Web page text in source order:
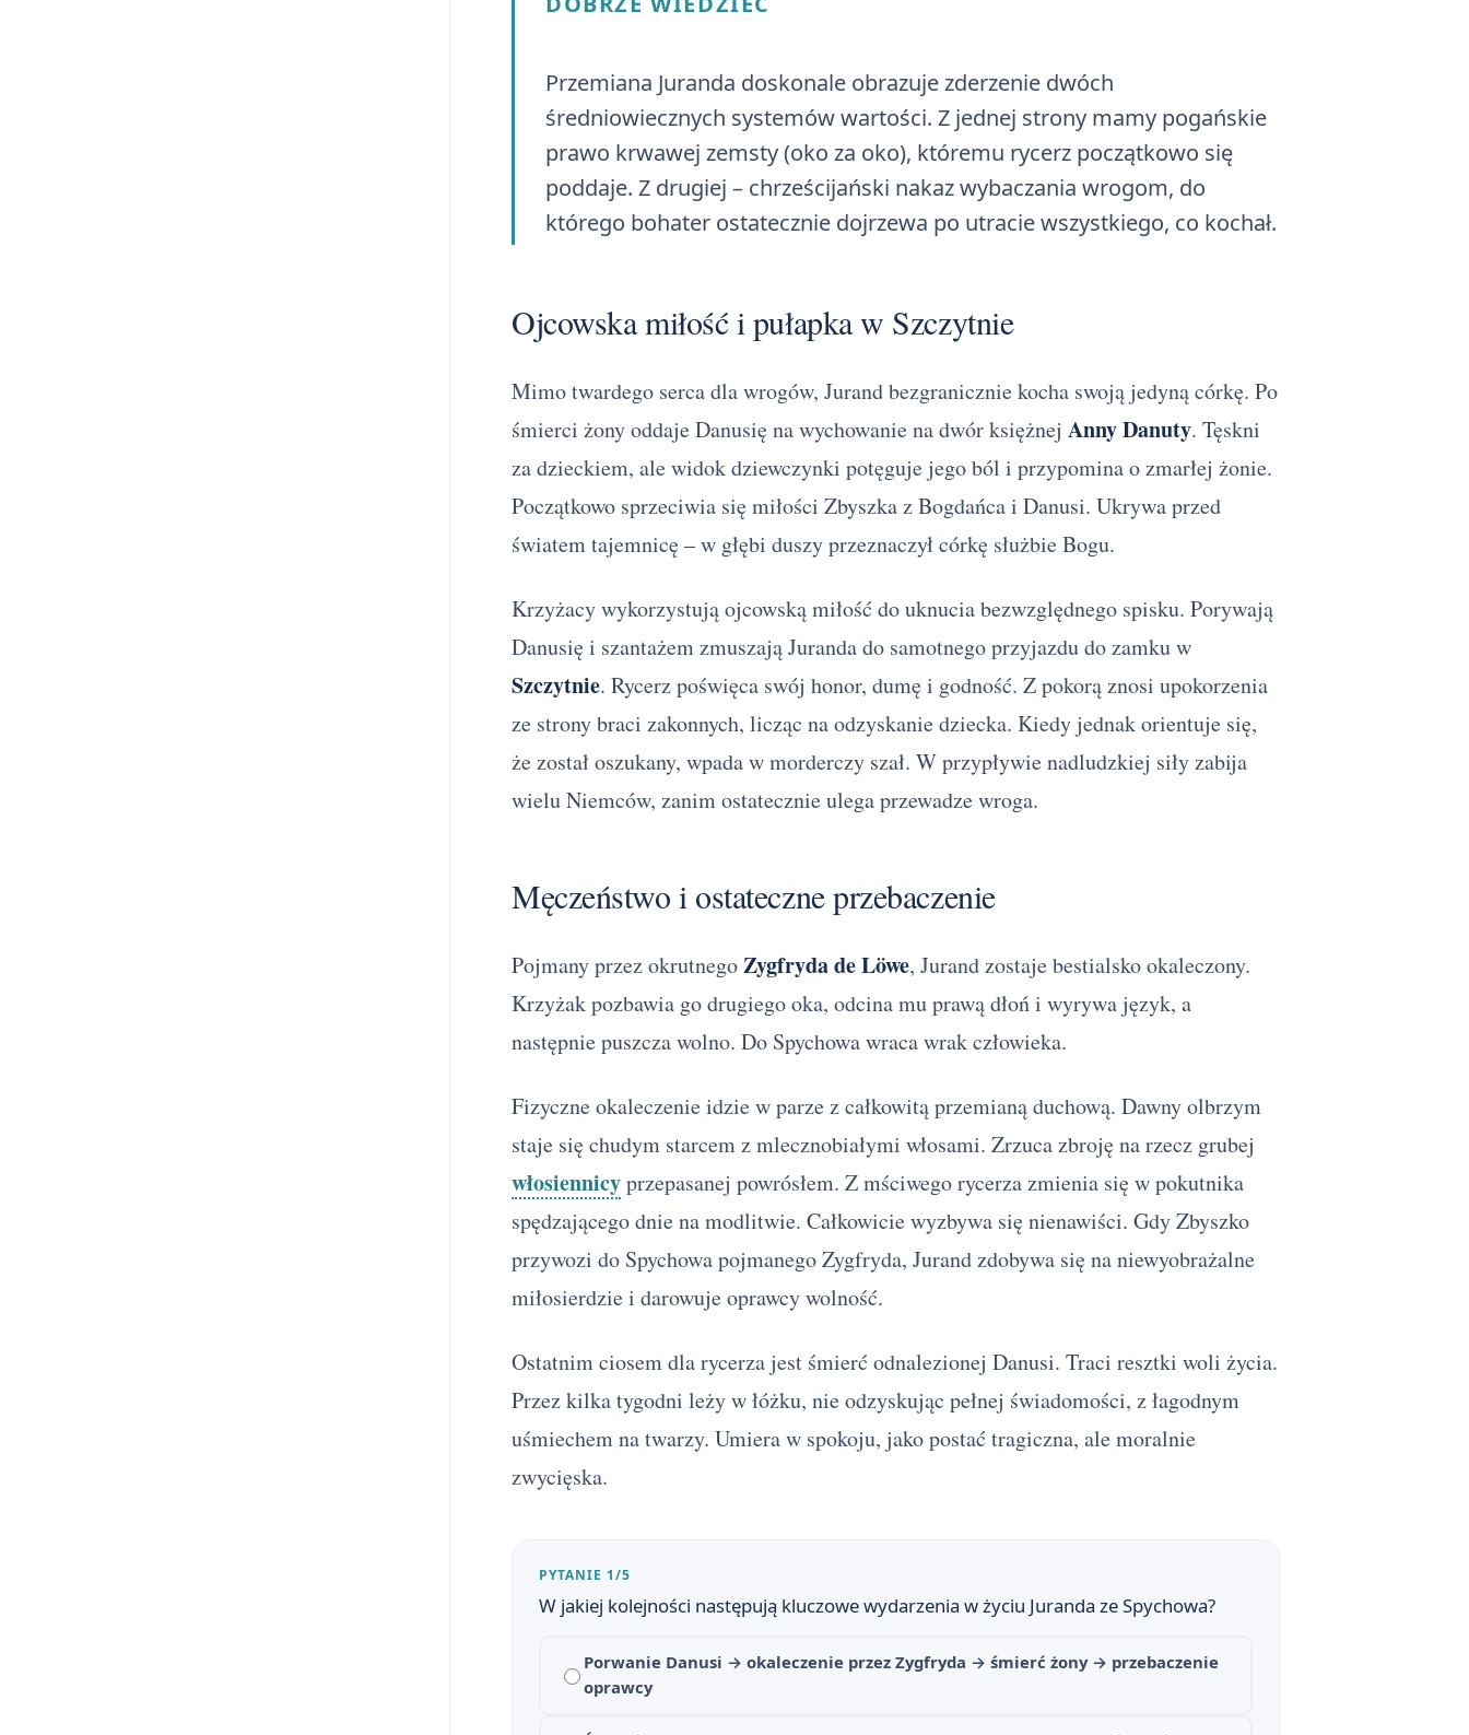
Przemiana Juranda doskonale obrazuje zderzenie dwóch
średniowiecznych systemów wartości. Z jednej strony mamy pogańskie
prawo krwawej zemsty (oko za oko), któremu rycerz początkowo się
poddaje. Z drugiej – chrześcijański nakaz wybaczania wrogom, do
którego bohater ostatecznie dojrzewa po utracie wszystkiego, co kochał.
Ojcowska miłość i pułapka w Szczytnie
Mimo twardego serca dla wrogów, Jurand bezgranicznie kocha swoją jedyną córkę. Po
śmierci żony oddaje Danusię na wychowanie na dwór księżnej Anny Danuty. Tęskni
za dzieckiem, ale widok dziewczynki potęguje jego ból i przypomina o zmarłej żonie.
Początkowo sprzeciwia się miłości Zbyszka z Bogdańca i Danusi. Ukrywa przed
światem tajemnicę – w głębi duszy przeznaczył córkę służbie Bogu.
Krzyżacy wykorzystują ojcowską miłość do uknucia bezwzględnego spisku. Porywają
Danusię i szantażem zmuszają Juranda do samotnego przyjazdu do zamku w
Szczytnie. Rycerz poświęca swój honor, dumę i godność. Z pokorą znosi upokorzenia
ze strony braci zakonnych, licząc na odzyskanie dziecka. Kiedy jednak orientuje się,
że został oszukany, wpada w morderczy szał. W przypływie nadludzkiej siły zabija
wielu Niemców, zanim ostatecznie ulega przewadze wroga.
Męczeństwo i ostateczne przebaczenie
Pojmany przez okrutnegoZygfryda de Löwe, Jurand zostaje bestialsko okaleczony.
Krzyżak pozbawia go drugiego oka, odcina mu prawą dłoń i wyrywa język, a
następnie puszcza wolno. Do Spychowa wraca wrak człowieka.
Fizyczne okaleczenie idzie w parze z całkowitą przemianą duchową. Dawny olbrzym
staje się chudym starcem z mlecznobiałymi włosami. Zrzuca zbroję na rzecz grubej
włosiennicyprzepasanej powrósłem. Z mściwego rycerza zmienia się w pokutnika
spędzającego dnie na modlitwie. Całkowicie wyzbywa się nienawiści. Gdy Zbyszko
przywozi do Spychowa pojmanego Zygfryda, Jurand zdobywa się na niewyobrażalne
miłosierdzie i darowuje oprawcy wolność.
Ostatnim ciosem dla rycerza jest śmierć odnalezionej Danusi. Traci resztki woli życia.
Przez kilka tygodni leży w łóżku, nie odzyskując pełnej świadomości, z łagodnym
uśmiechem na twarzy. Umiera w spokoju, jako postać tragiczna, ale moralnie
zwycięska.
PYTANIE 1/5
W jakiej kolejności następują kluczowe wydarzenia w życiu Juranda ze Spychowa?
Porwanie Danusi → okaleczenie przez Zygfryda → śmierć żony → przebaczenie
oprawcy